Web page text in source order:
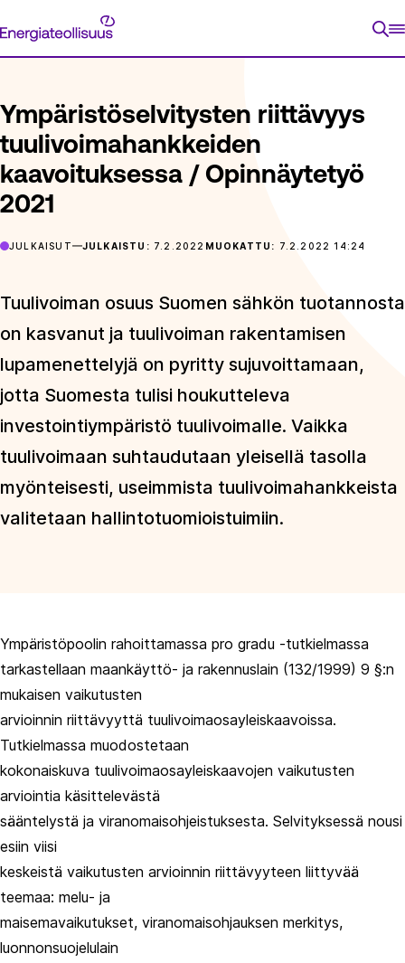
suoraan
Energiateollisuus
ETUSIVU
Ympäristöselvitysten riittävyys
tuulivoimahankkeiden
kaavoituksessa / Opinnäytetyö
2021
JULKAISUT JULKAISTU: 7.2.2022 MUOKATTU: 7.2.2022 14:24
Tuulivoiman osuus Suomen sähkön tuotannosta
on kasvanut ja tuulivoiman rakentamisen
lupamenettelyjä on pyritty sujuvoittamaan,
jotta Suomesta tulisi houkutteleva
investointiympäristö tuulivoimalle. Vaikka
tuulivoimaan suhtaudutaan yleisellä tasolla
myönteisesti, useimmista tuulivoimahankkeista
valitetaan hallintotuomioistuimiin.
Ympäristöpoolin rahoittamassa pro gradu -tutkielmassa
tarkastellaan maankäyttö- ja rakennuslain (132/1999) 9 §:n
mukaisen vaikutusten
arvioinnin riittävyyttä tuulivoimaosayleiskaavoissa.
Tutkielmassa muodostetaan
kokonaiskuva tuulivoimaosayleiskaavojen vaikutusten
arviointia käsittelevästä
sääntelystä ja viranomaisohjeistuksesta. Selvityksessä nousi
esiin viisi
keskeistä vaikutusten arvioinnin riittävyyteen liittyvää
teemaa: melu- ja
maisemavaikutukset, viranomaisohjauksen merkitys,
luonnonsuojelulain